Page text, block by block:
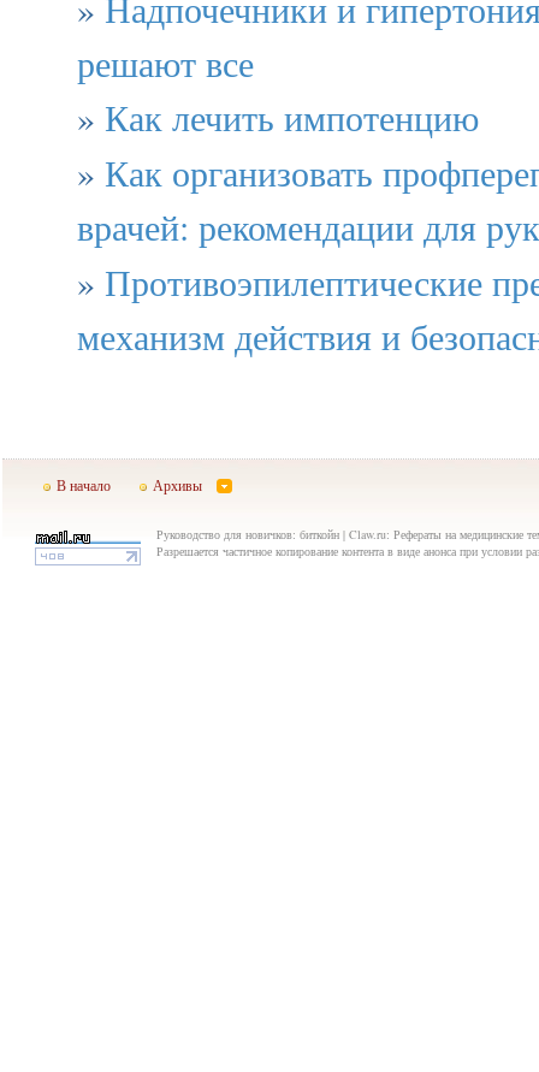
решают все
» Как лечить импотенцию
» Как организовать
врачей: рекомендации для
» Противоэпилептические
механизм действия и
В начало Архивы
Руководство для новичков: биткойн | Claw.ru: Рефераты на медицинские
Разрешается частичное копирование контента в виде анонса при условии